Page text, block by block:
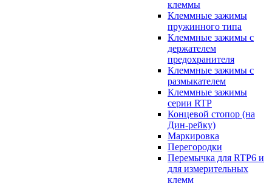
клеммы
Клеммные зажимы
пружинного типа
Клеммные зажимы с
держателем
предохранителя
Клеммные зажимы с
размыкателем
Клеммные зажимы
серии RTP
Концевой стопор (на
Дин-рейку)
Маркировка
Перегородки
Перемычка для RTP6 и
для измерительных
клемм